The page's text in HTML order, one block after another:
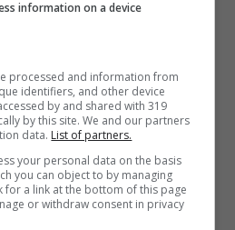
Back– Bounty Bob è
per una nuova avventura
sotterranee in Miner
a recuperare una serie di
miniera di uranio
Ned, evitando
organismi mutanti, e
Yukon Yohan!
information on a device
processed and information from
identifiers, and other device
by and shared with 319
by this site. We and our partners
data. List of partners.
your personal data on the basis
you can object to by managing
a link at the bottom of this page
or withdraw consent in privacy